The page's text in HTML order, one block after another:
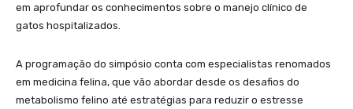
em aprofundar os conhecimentos sobre o manejo clínico de
gatos hospitalizados.
A programação do simpósio conta com especialistas renomados
em medicina felina, que vão abordar desde os desafios do
metabolismo felino até estratégias para reduzir o estresse